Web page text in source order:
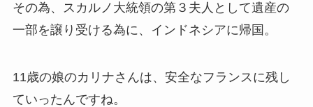
その為、スカルノ大統領の第３夫人として遺産の
一部を譲り受ける為に、インドネシアに帰国。
11歳の娘のカリナさんは、安全なフランスに残し
ていったんですね。